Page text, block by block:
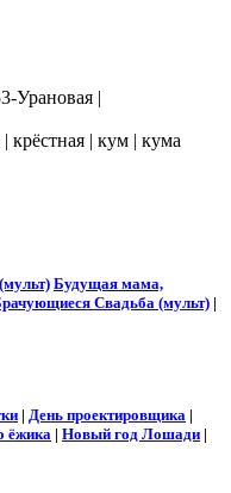
Урановая |
крёстная | кум | кума
Будущая мама,
Свадьба (мульт) |
| День проектировщика |
ёжика | Новый год Лошади |